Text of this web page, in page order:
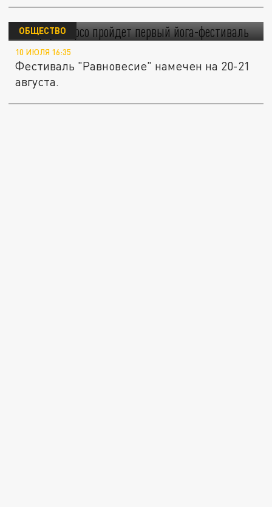
В Абрау-Дюрсо пройдет первый йога-
фестиваль
ОБЩЕСТВО
10 ИЮЛЯ 16:35
Фестиваль "Равновесие" намечен на 20-21
августа.